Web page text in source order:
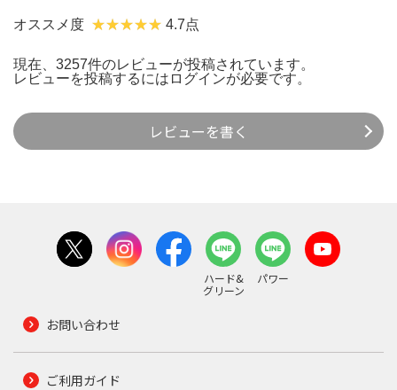
オススメ度 4.7点
現在、3257件のレビューが投稿されています。
レビューを投稿するには ログインが必要です。
レビューを書く
ハード&
グリーン
パワー
お問い合わせ
ご利用ガイド